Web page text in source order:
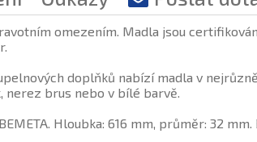
omezením. Madla jsou
doplňků nabízí madla v
nerez brus nebo v bílé barvě.
Hloubka: 616 mm, průměr: 32